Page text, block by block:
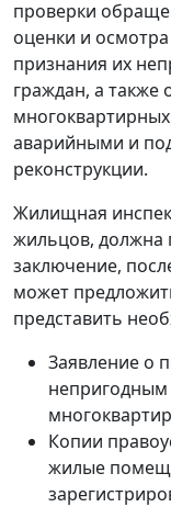
проверки
оценки и
признания их
граждан, а также
аварийными и
реконструкции.
Жилищная
жильцов, должна
заключение,
может
представить
Заявление о
Копии
жилые